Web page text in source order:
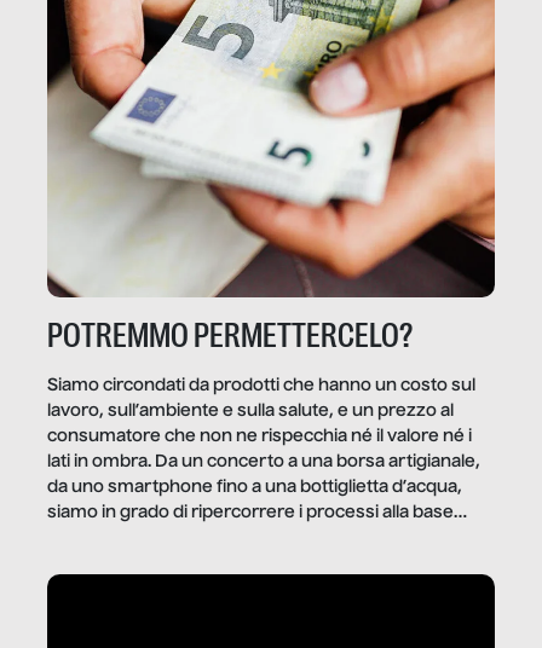
POTREMMO PERMETTERCELO?
Siamo circondati da prodotti che hanno un costo sul
lavoro, sull’ambiente e sulla salute, e un prezzo al
consumatore che non ne rispecchia né il valore né i
lati in ombra. Da un concerto a una borsa artigianale,
da uno smartphone fino a una bottiglietta d’acqua,
siamo in grado di ripercorrere i processi alla base
dietro gli oggetti e i servizi che fanno la nostra vita